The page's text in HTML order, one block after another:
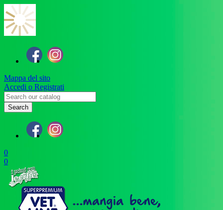
Mappa del sito
Accedi o Registrati
Search
0
0